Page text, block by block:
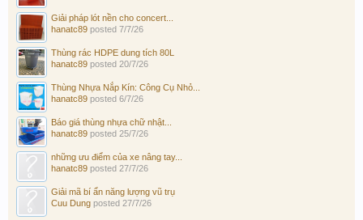
Giải pháp lót nền cho concert...
hanatc89 posted 7/7/26
Thùng rác HDPE dung tích 80L
hanatc89 posted 20/7/26
Thùng Nhựa Nắp Kín: Công Cụ Nhỏ...
hanatc89 posted 6/7/26
Báo giá thùng nhựa chữ nhật...
hanatc89 posted 25/7/26
những ưu điểm của xe nâng tay...
hanatc89 posted 27/7/26
Giải mã bí ẩn năng lượng vũ trụ
Cuu Dung posted 27/7/26